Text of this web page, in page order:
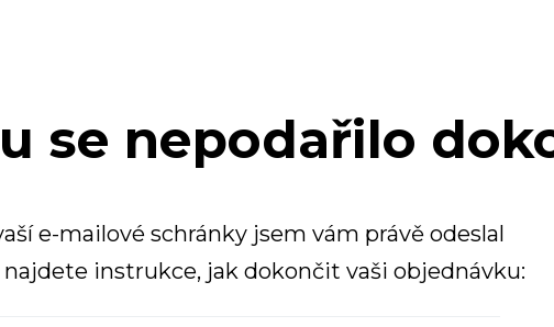
se nepodařilo
e-mailové schránky jsem vám právě odeslal
najdete instrukce, jak dokončit vaši objednávku: